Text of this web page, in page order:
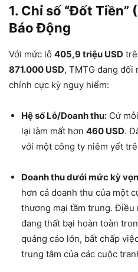
1. Chỉ số “Đốt Tiền”
Báo Động
Với mức lỗ 405,9 triệu USD
871.000 USD, TMTG đang đối
chính cực kỳ nguy hiểm:
Hệ số Lỗ/Doanh thu: Cứ
lại làm mất hơn 460 USD.
với một công ty niêm yết
Doanh thu dưới mức kỳ
hơn cả doanh thu của một
thương mại tầm trung. Điều
đang thất bại hoàn toàn
quảng cáo lớn, bất chấp
trung tâm của các cuộc